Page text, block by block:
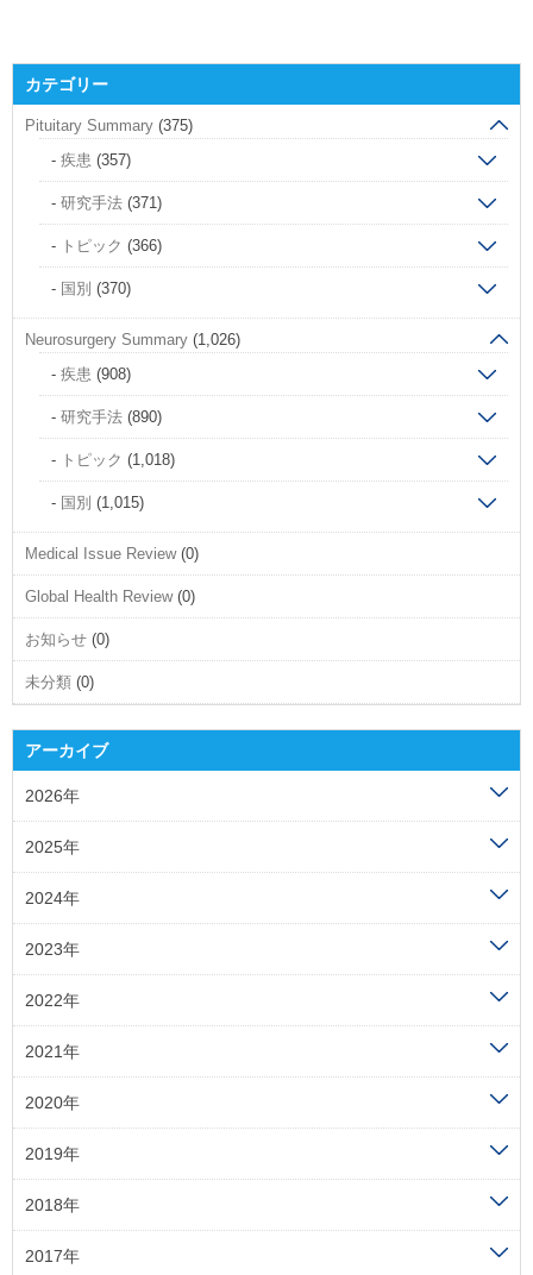
カテゴリー
Pituitary Summary (375)
疾患 (357)
研究手法 (371)
トピック (366)
国別 (370)
Neurosurgery Summary (1,026)
疾患 (908)
研究手法 (890)
トピック (1,018)
国別 (1,015)
Medical Issue Review(0)
Global Health Review(0)
お知らせ (0)
未分類 (0)
アーカイブ
2026年
2025年
2024年
2023年
2022年
2021年
2020年
2019年
2018年
2017年